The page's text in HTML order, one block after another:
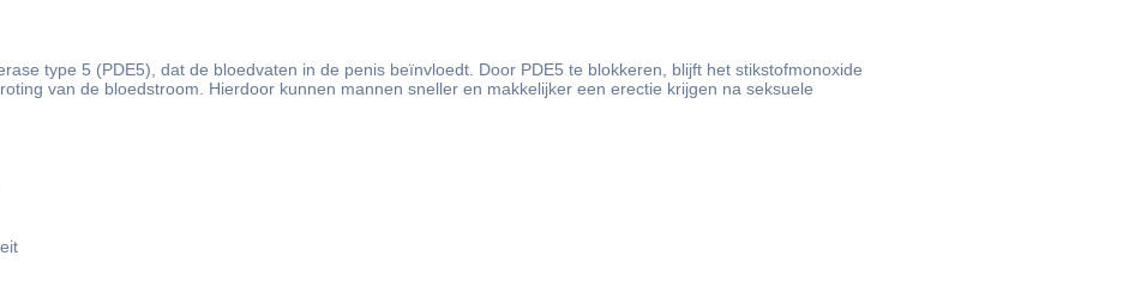
type 5 (PDE5), dat de bloedvaten in de penis beïnvloedt. Door PDE5 te blokkeren, blijft het stikstofmonoxide
van de bloedstroom. Hierdoor kunnen mannen sneller en makkelijker een erectie krijgen na seksuele